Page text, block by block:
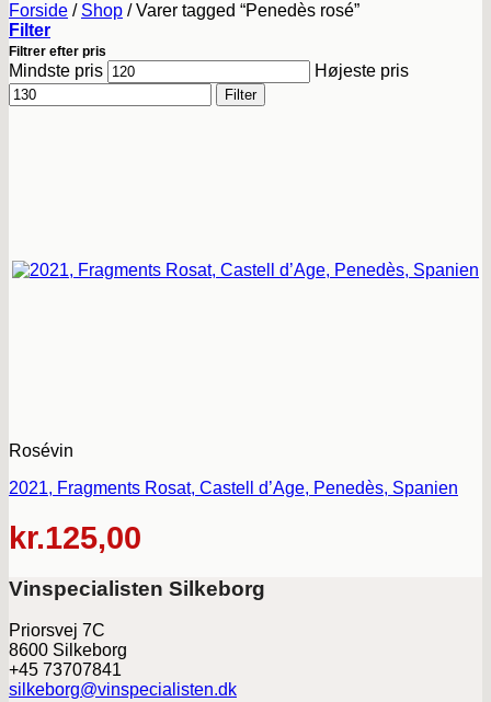
Forside / Shop /Varer tagged “Penedès rosé”
Filter
Filtrer efter pris
Mindste pris Højeste pris
Filter
Rosévin
2021, Fragments Rosat, Castell d’Age, Penedès, Spanien
kr.125,00
Vinspecialisten Silkeborg
Priorsvej 7C
8600 Silkeborg
+45 73707841
silkeborg@vinspecialisten.dk